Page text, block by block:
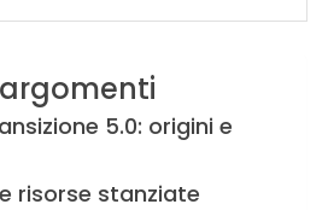
5.0: origini e
risorse stanziate